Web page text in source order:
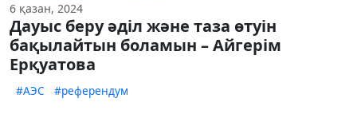
6 қазан, 2024
Дауыс беру әділ және таза өтуін
бақылайтын боламын – Айгерім
Ерқуатова
#АЭС #референдум